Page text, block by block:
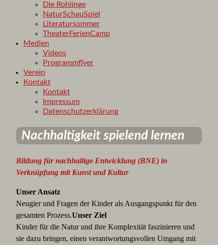
Die Rohlinge
NaturSchauSpiel
Literatursommer
TheaterFerienCamp
Medien
Videos
Programmflyer
Verein
Kontakt
Kontakt
Impressum
Datenschutzerklärung
Nachhaltigkeit spielend lernen
Bildung für nachhaltige Entwicklung (BNE) in
Verknüpfung mit Kunst und Kultur
Unser Ansatz
Neugier und Fragen der Kinder als Ausgangspunkt für den
gesamten Prozess.Unser Ziel
Kinder für die Natur und ihre Komplexität faszinieren und
sie dazu bringen, einen verantwortungsvollen Umgang mit